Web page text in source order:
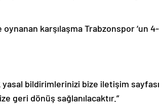
oynanan karşılaşma Trabzonspor ‘un 4-
bildirimlerinizi bize iletişim sayfası
geri dönüş sağlanılacaktır.”